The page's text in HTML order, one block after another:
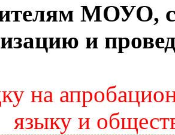
МОУО,
и
на
языку и